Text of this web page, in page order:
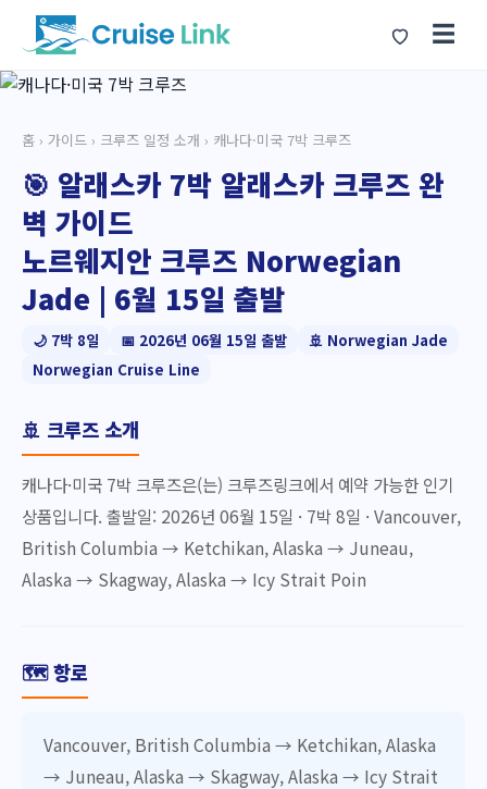
☰
홈 › 가이드 › 크루즈 일정 소개 › 캐나다·미국 7박 크루즈
🎯 알래스카 7박 알래스카 크루즈 완
벽 가이드
노르웨지안 크루즈 Norwegian
Jade | 6월 15일 출발
🌙 7박 8일 📅 2026년 06월 15일 출발
🚢 Norwegian Jade
Norwegian Cruise Line
🚢 크루즈 소개
캐나다·미국 7박 크루즈은(는) 크루즈링크에서 예약 가능한 인기
상품입니다. 출발일: 2026년 06월 15일 · 7박 8일 · Vancouver,
British Columbia → Ketchikan, Alaska → Juneau,
Alaska → Skagway, Alaska → Icy Strait Poin
🗺️ 항로
Vancouver, British Columbia → Ketchikan, Alaska
→ Juneau, Alaska → Skagway, Alaska → Icy Strait